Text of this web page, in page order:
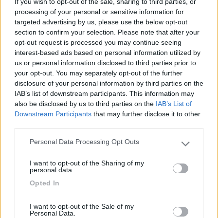
processing of your personal or sensitive information for
targeted advertising by us, please use the below opt-out
section to confirm your selection. Please note that after your
opt-out request is processed you may continue seeing
interest-based ads based on personal information utilized by
us or personal information disclosed to third parties prior to
your opt-out. You may separately opt-out of the further
disclosure of your personal information by third parties on the
IAB’s list of downstream participants. This information may
also be disclosed by us to third parties on the IAB’s List of
Downstream Participants that may further disclose it to other
Please note that this website/app uses one or more Google
not limited to your visit or usage behaviour. You may click to
grant or deny consent to Google and its third-party tags to
use your data for below specified purposes in below Google
Personal Data Processing Opt Outs
I want to opt-out of the Sharing of my
personal data.
Opted In
I want to opt-out of the Sale of my
Personal Data.
pizza. Ho letto che l’attività è stata rilevata e sta in
fase di rilancio (non ancora completato). Gestori
molto gentili e disponibili, ma la “Cristina” è
sempre presente, in ogni momento. Forse l’hanno
clonata! Prezzo economico, quasi da area di
sosta.
Accessibilità Accoglienza Caratteristiche
Posizione
Punto ristoro Servizi
Traveling 14/07/2021 20:11
Voto 10 per il posto in cui è ubicato (magnifica
l'Oasi degli Ernici), ma 0 per la cura e pulizia
dai gestori.